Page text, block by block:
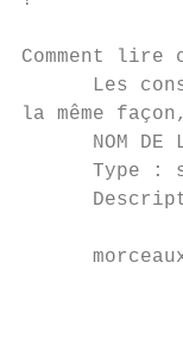
Comment
Les
la même
NOM DE
Type ​: